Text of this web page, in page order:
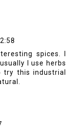
spices. I
I use herbs
try this industrial